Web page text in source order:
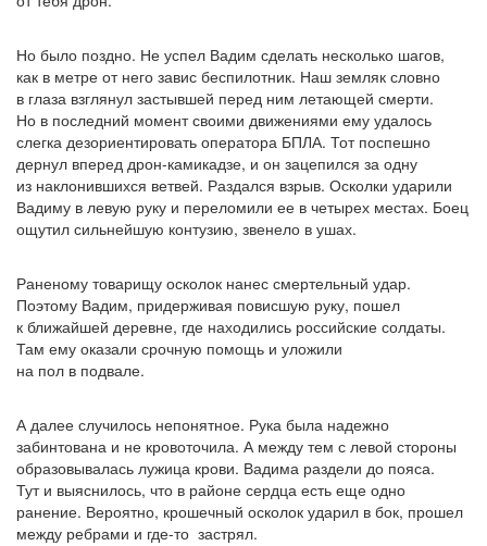
Но было поздно. Не успел Вадим сделать несколько шагов,
как в метре от него завис беспилотник. Наш земляк словно
в глаза взглянул застывшей перед ним летающей смерти.
Но в последний момент своими движениями ему удалось
слегка дезориентировать оператора БПЛА. Тот поспешно
дернул вперед дрон-камикадзе, и он зацепился за одну
из наклонившихся ветвей. Раздался взрыв. Осколки ударили
Вадиму в левую руку и переломили ее в четырех местах. Боец
ощутил сильнейшую контузию, звенело в ушах.
Раненому товарищу осколок нанес смертельный удар.
Поэтому Вадим, придерживая повисшую руку, пошел
к ближайшей деревне, где находились российские солдаты.
Там ему оказали срочную помощь и уложили
на пол в подвале.
А далее случилось непонятное. Рука была надежно
забинтована и не кровоточила. А между тем с левой стороны
образовывалась лужица крови. Вадима раздели до пояса.
Тут и выяснилось, что в районе сердца есть еще одно
ранение. Вероятно, крошечный осколок ударил в бок, прошел
между ребрами и где-то застрял.